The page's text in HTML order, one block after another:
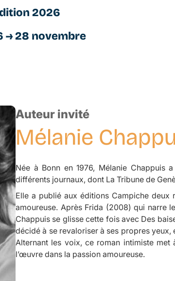
2026
→ 28 novembre
Auteur invité
Mélanie
Née à Bonn en 1976, Mélanie Chappuis
différents journaux, dont La Tribune de
Elle a publié aux éditions Campiche deux
amoureuse. Après Frida (2008) qui narre
Chappuis se glisse cette fois avec Des
décidé à se revaloriser à ses propres yeux,
Alternant les voix, ce roman intimiste
l’œuvre dans la passion amoureuse.